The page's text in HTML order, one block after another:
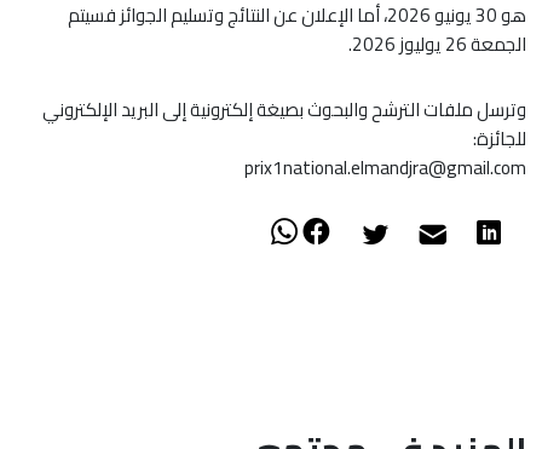
هو 30 يونيو 2026، أما الإعلان عن النتائج وتسليم الجوائز فسيتم
الجمعة 26 يوليوز 2026.
وترسل ملفات الترشح والبحوث بصيغة إلكترونية إلى البريد الإلكتروني
للجائزة:
prix1national.elmandjra@gmail.com